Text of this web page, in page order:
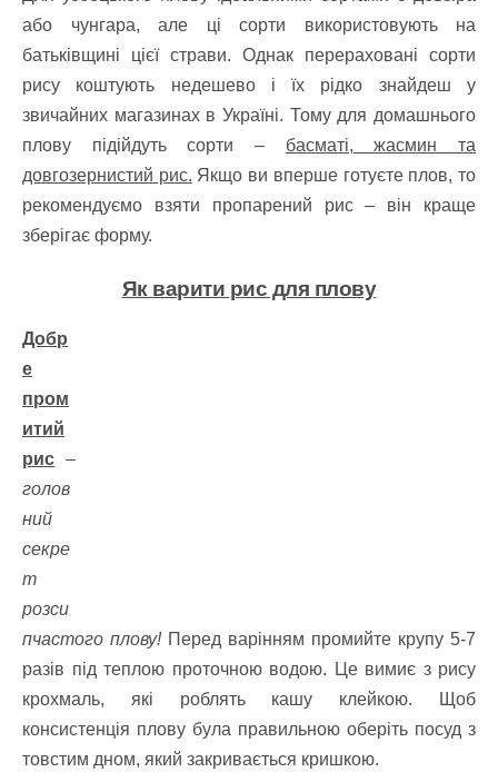
або чунгара, але ці сорти використовують на
батьківщині цієї страви. Однак перераховані сорти
рису коштують недешево і їх рідко знайдеш у
звичайних магазинах в Україні. Тому для домашнього
плову підійдуть сорти – басматі, жасмин та
довгозернистий рис. Якщо ви вперше готуєте плов, то
рекомендуємо взяти пропарений рис – він краще
зберігає форму.
Як варити рис для плову
Добр
е
пром
итий
рис –
голов
ний
секре
т
розси
пчастого плову!Перед варінням промийте крупу 5-7
разів під теплою проточною водою. Це вимиє з рису
крохмаль, які роблять кашу клейкою. Щоб
консистенція плову була правильною оберіть посуд з
товстим дном, який закривається кришкою.